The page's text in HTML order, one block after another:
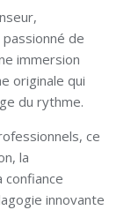
de
immersion
originale qui
du rythme.
ce
la
confiance
innovante